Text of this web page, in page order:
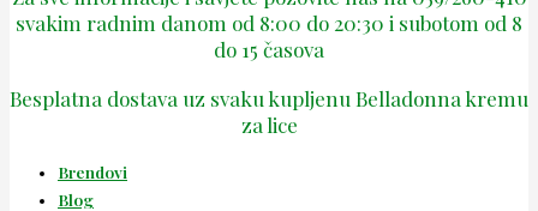
svakim radnim danom od 8:00 do 20:30 i subotom od 8
do 15 časova
Besplatna dostava uz svaku kupljenu Belladonna kremu
za lice
Brendovi
Blog